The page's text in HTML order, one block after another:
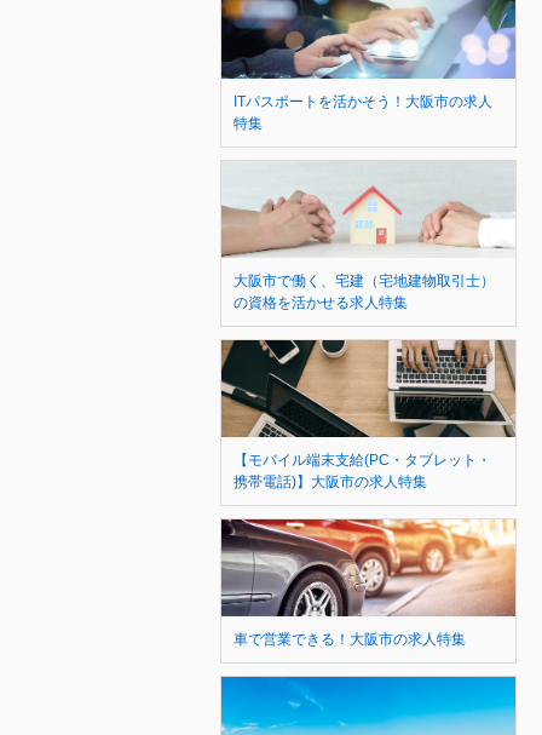
ITパスポートを活かそう！大阪市の求人
特集
大阪市で働く、宅建（宅地建物取引士）
の資格を活かせる求人特集
【モバイル端末支給(PC・タブレット・
携帯電話)】大阪市の求人特集
車で営業できる！大阪市の求人特集